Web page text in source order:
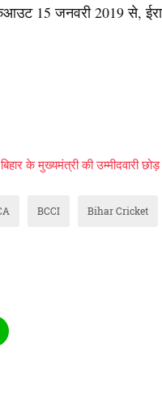
15 जनवरी 2019 से,
के मुख्यमंत्री की उम्मीदवारी
BCCI Bihar Cricket